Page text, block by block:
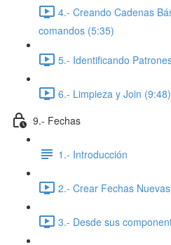
4.- Creando Cadenas
comandos (5:35)
5.- Identificando
6.- Limpieza y Join (9:48)
9.- Fechas
1.- Introducción
2.- Crear Fechas
3.- Desde sus